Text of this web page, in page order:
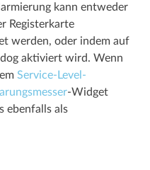
kann entweder
Registerkarte
werden, oder indem auf
aktiviert wird. Wenn
Service-Level-
-Widget
ebenfalls als